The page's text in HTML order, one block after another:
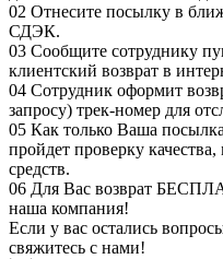
02 Отнесите посылку в
СДЭК.
03 Сообщите сотруднику
клиентский возврат в
04 Сотрудник оформит
запросу) трек-номер для
05 Как только Ваша
пройдет проверку
средств.
06 Для Вас возврат
наша компания!
Если у вас остались
свяжитесь с нами!